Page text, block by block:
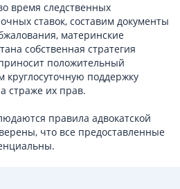
время следственных
ставок, составим документы
материнские
собственная стратегия
положительный
круглосуточную поддержку
страже их прав.
правила адвокатской
что все предоставленные